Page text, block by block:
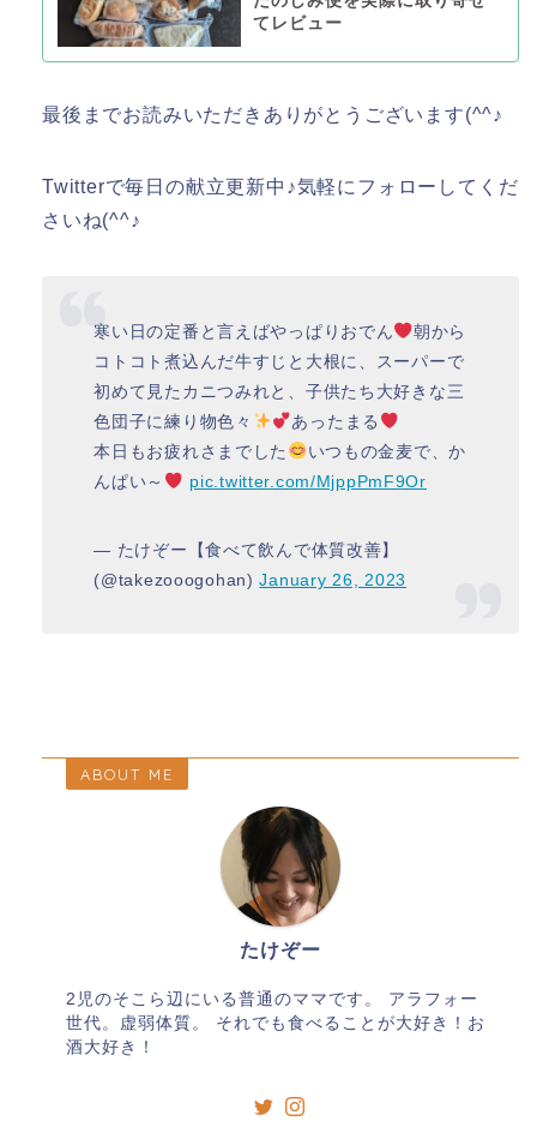
てレビュー
最後までお読みいただきありがとうございます(^^♪
Twitterで毎日の献立更新中♪気軽にフォローしてくだ
さいね(^^♪
寒い日の定番と言えばやっぱりおでん
朝から
コトコト煮込んだ牛すじと大根に、スーパーで
初めて見たカニつみれと、子供たち大好きな三
色団子に練り物色々
あったまる
本日もお疲れさまでした
いつもの金麦で、か
んぱい～
pic.twitter.com/MjppPmF9Or
— たけぞー【食べて飲んで体質改善】
(@takezooogohan)January 26, 2023
ABOUT ME
たけぞー
2児のそこら辺にいる普通のママです。 アラフォー
世代。虚弱体質。 それでも食べることが大好き！お
酒大好き！